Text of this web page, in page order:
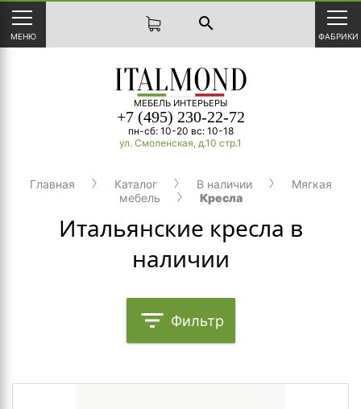
МЕНЮ
search
ФАБРИКИ
МЕБЕЛЬ ИНТЕРЬЕРЫ
+7 (495) 230-22-72
пн-сб: 10-20 вс: 10-18
ул. Смоленская, д.10 стр.1
Главная Каталог В наличии
Мягкая
мебель
Кресла
Итальянские кресла в
наличии
filter_list Фильтр